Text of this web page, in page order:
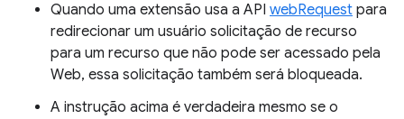
Quando uma extensão usa a API webRequest para
redirecionar um usuário solicitação de recurso
para um recurso que não pode ser acessado pela
Web, essa solicitação também será bloqueada.
A instrução acima é verdadeira mesmo se o